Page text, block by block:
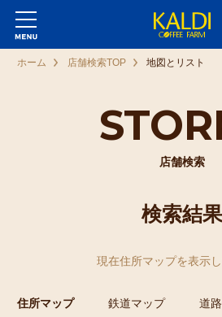
店舗検索
ホーム 店舗検索TOP 地図とリスト
検索結果
現在住所マップを表示
住所マップ 鉄道マップ 道